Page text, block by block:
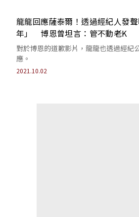
龍龍回應薩泰爾！透過經紀人發
年」 博恩曾坦言：管不動老K
對於博恩的道歉影片，龍龍也透過經紀
應。
2021.10.02